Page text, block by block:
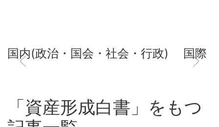
国内(政治・国会・社会・行政) 国際
「資産形成白書」をもつ